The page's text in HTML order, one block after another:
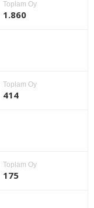
Toplam Oy
1.860
Toplam Oy
414
Toplam Oy
175